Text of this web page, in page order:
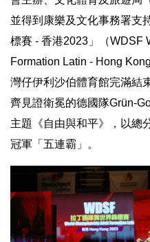
並得到康樂及文化事務署支
標賽 - 香港2023」（WDSF
Formation Latin - Hong
灣仔伊利沙伯體育館完滿結
齊見證衛冕的德國隊Grün-
主題《自由與和平》，以總
冠軍「五連霸」。